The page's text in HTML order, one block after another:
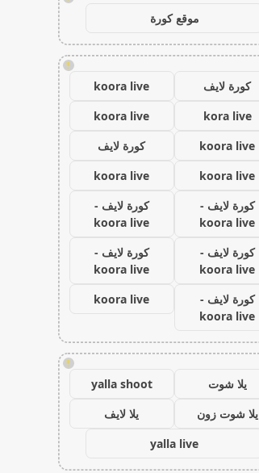
موقع كورة
!
كورة لايف
koora live
kora live
koora live
koora live
كورة لايف
koora live
koora live
كورة لايف -
koora live
كورة لايف -
koora live
كورة لايف -
koora live
كورة لايف -
koora live
كورة لايف -
koora live
koora live
!
يلا شوت
yalla shoot
يلا شوت زون
يلا لايف
yalla live